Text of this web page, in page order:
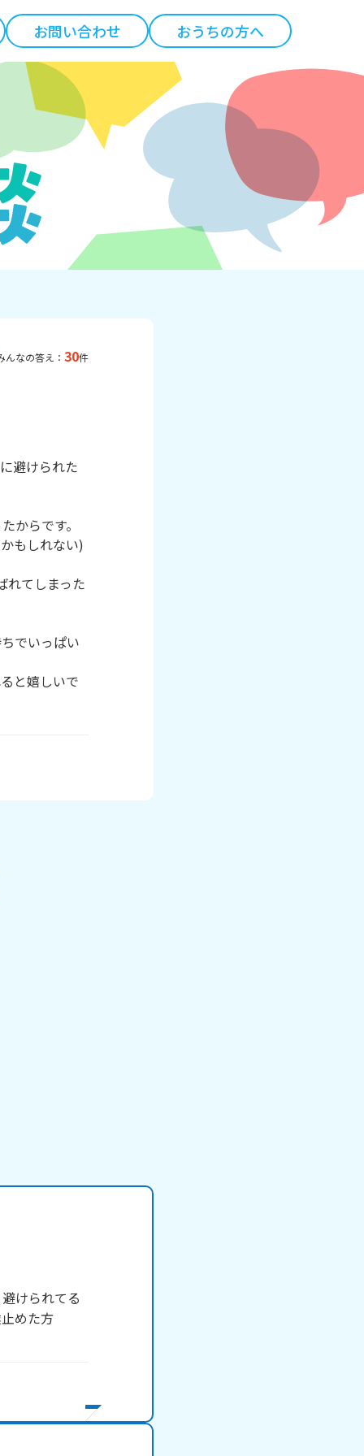
お問い合わせ おうちの方へ
んなの答え： 30件
避けられた
からです。
もしれない)
れてしまった
でいっぱい
と嬉しいで
けられてる
めた方